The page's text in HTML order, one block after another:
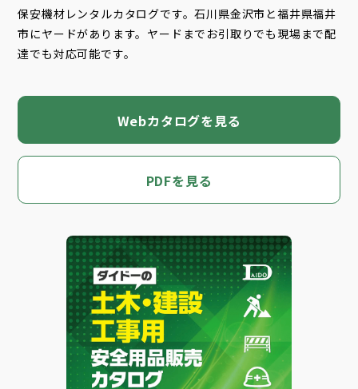
保安機材レンタルカタログです。石川県金沢市と福井県福井
市にヤードがあります。ヤードまでお引取りでも現場まで配
達でも対応可能です。
Webカタログを見る
PDFを見る